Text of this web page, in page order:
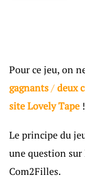
Pour ce jeu, on
gagnants/deux
site Lovely Tape !
Le principe du
une question
Com2Filles.